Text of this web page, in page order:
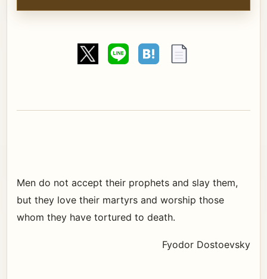
Men do not accept their prophets and slay them,
but they love their martyrs and worship those
whom they have tortured to death.
Fyodor Dostoevsky